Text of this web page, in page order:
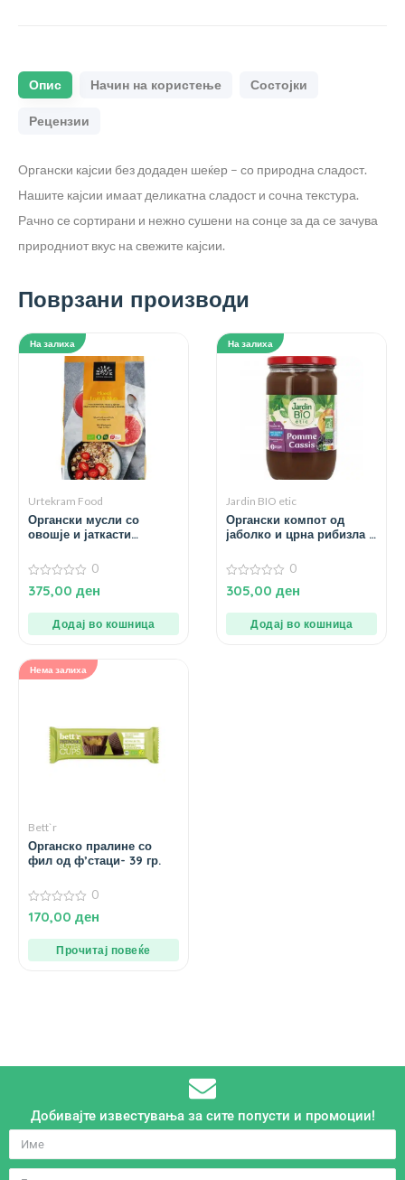
Опис Начин на користење Состојки
Рецензии
Органски кајсии без додаден шеќер – со природна сладост.
Нашите кајсии имаат деликатна сладост и сочна текстура.
Рачно се сортирани и нежно сушени на сонце за да се зачува
природниот вкус на свежите кајсии.
Поврзани производи
На залиха
Urtekram Food
Органски мусли со
овошје и јаткасти
0
од
0
375,00 ден
Додај во кошница
На залиха
Jardin BIO etic
Органски компот од
јаболко и црна рибизла –
0
од
0
305,00 ден
Додај во кошница
Нема залиха
Bett`r
Органско пралине со
фил од ф’стаци- 39 гр.
0
од
0
170,00 ден
Прочитај повеќе
Добивајте известувања за сите попусти и промоции!